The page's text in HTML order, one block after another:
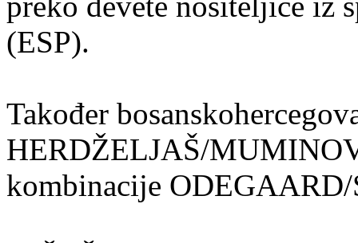
(ESP).
Također
HERDŽELJAŠ/
kombinacije